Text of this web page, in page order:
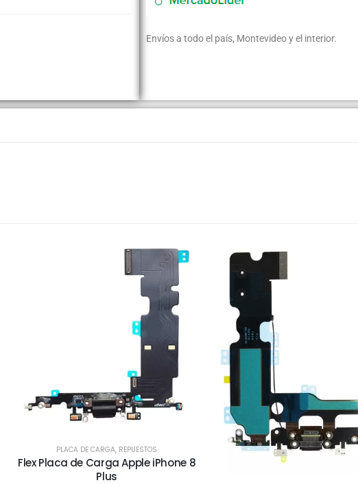
Envíos a todo el país, Montevideo y el interior.
PLACA DE CARGA, REPUESTOS
Flex Placa de Carga Apple iPhone 8
Plus